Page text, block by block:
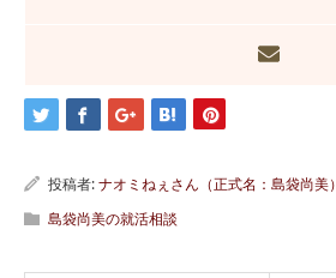
投稿者:ナオミねぇさん（正式名：島袋尚美）
島袋尚美の就活相談